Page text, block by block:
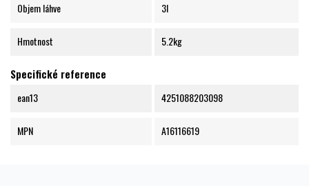
Objem láhve 3l
Hmotnost 5.2kg
Specifické reference
ean13 4251088203098
MPN A16116619